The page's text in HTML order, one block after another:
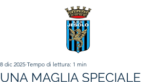
UNA MAGLIA SPECIALE
8 dic 2025 Tempo di lettura: 1 min